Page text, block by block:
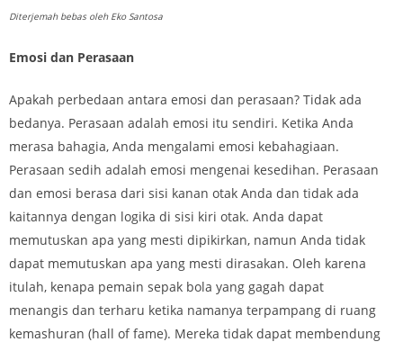
Diterjemah bebas oleh Eko Santosa
Emosi dan Perasaan
Apakah perbedaan antara emosi dan perasaan? Tidak ada
bedanya. Perasaan adalah emosi itu sendiri. Ketika Anda
merasa bahagia, Anda mengalami emosi kebahagiaan.
Perasaan sedih adalah emosi mengenai kesedihan. Perasaan
dan emosi berasa dari sisi kanan otak Anda dan tidak ada
kaitannya dengan logika di sisi kiri otak. Anda dapat
memutuskan apa yang mesti dipikirkan, namun Anda tidak
dapat memutuskan apa yang mesti dirasakan. Oleh karena
itulah, kenapa pemain sepak bola yang gagah dapat
menangis dan terharu ketika namanya terpampang di ruang
kemashuran (hall of fame). Mereka tidak dapat membendung